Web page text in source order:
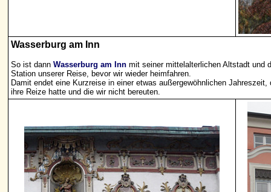
Wasserburg am Inn
So ist dann Wasserburg am Inn mit seiner mittelalterlichen Altstadt und
Station unserer Reise, bevor wir wieder heimfahren.
Damit endet eine Kurzreise in einer etwas außergewöhnlichen
ihre Reize hatte und die wir nicht bereuten.